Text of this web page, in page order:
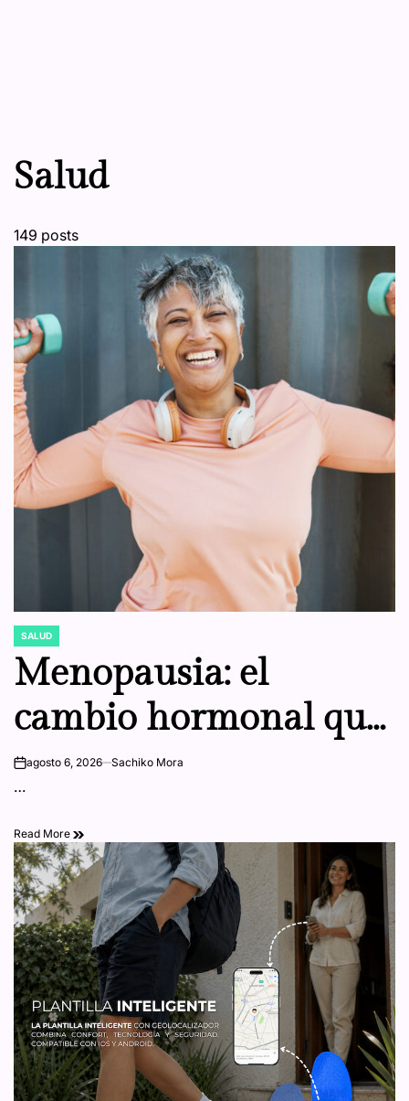
Salud
149 posts
POSTED
IN
SALUD
Menopausia: el
cambio hormonal que
también debilita los
riesgo de fracturas
onagosto 6, 2026 Sachiko Mora
…
Read More